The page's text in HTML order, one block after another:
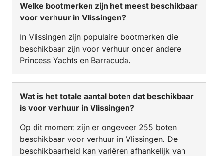
Welke bootmerken zijn het meest beschikbaar
voor verhuur in Vlissingen?
In Vlissingen zijn populaire bootmerken die
beschikbaar zijn voor verhuur onder andere
Princess Yachts en Barracuda.
Wat is het totale aantal boten dat beschikbaar
is voor verhuur in Vlissingen?
Op dit moment zijn er ongeveer 255 boten
beschikbaar voor verhuur in Vlissingen. De
beschikbaarheid kan variëren afhankelijk van